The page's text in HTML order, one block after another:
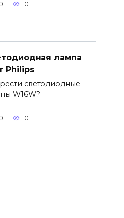
0 0
лампа
Philips
светодиодные
W16W?
0 0